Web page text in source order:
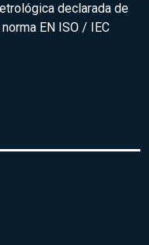
declarada de
EN ISO / IEC